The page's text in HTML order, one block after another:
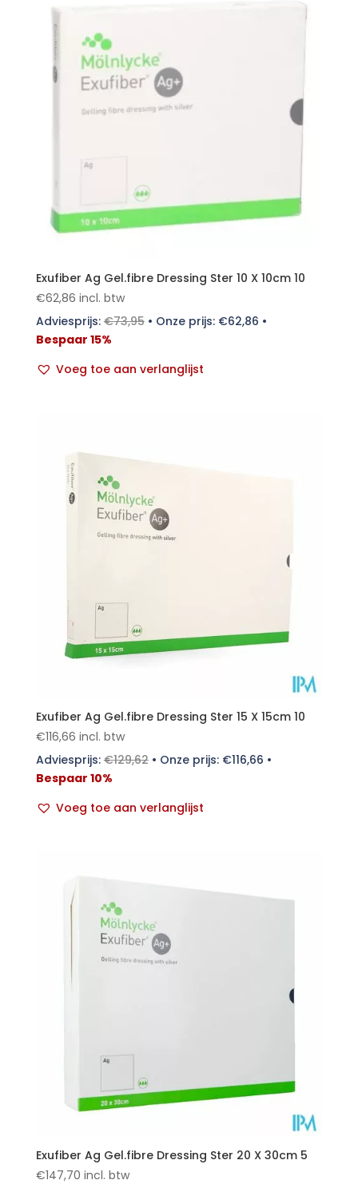
Exufiber Ag Gel.fibre Dressing Ster 10 X 10cm 10
€62,86 incl. btw
Adviesprijs:€73,95• Onze prijs: €62,86 •
Bespaar 15%
Voeg toe aan verlanglijst
Exufiber Ag Gel.fibre Dressing Ster 15 X 15cm 10
€116,66 incl. btw
Adviesprijs:€129,62• Onze prijs: €116,66 •
Bespaar 10%
Voeg toe aan verlanglijst
Exufiber Ag Gel.fibre Dressing Ster 20 X 30cm 5
€147,70 incl. btw